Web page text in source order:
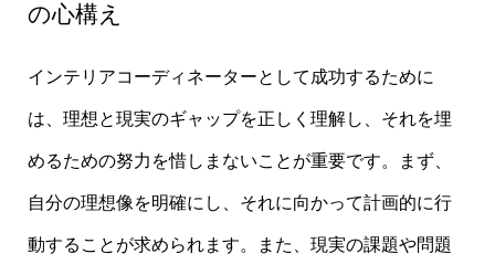
の心構え
インテリアコーディネーターとして成功するために
は、理想と現実のギャップを正しく理解し、それを埋
めるための努力を惜しまないことが重要です。まず、
自分の理想像を明確にし、それに向かって計画的に行
動することが求められます。また、現実の課題や問題